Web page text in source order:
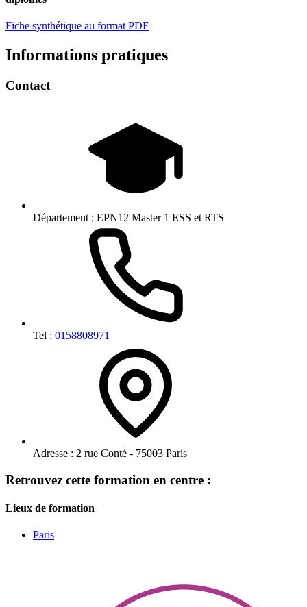
Fiche synthétique au format PDF
Informations pratiques
Contact
Département : EPN12 Master 1 ESS et RTS
Tel : 0158808971
Adresse : 2 rue Conté - 75003 Paris
Retrouvez cette formation en centre :
Lieux de formation
Paris